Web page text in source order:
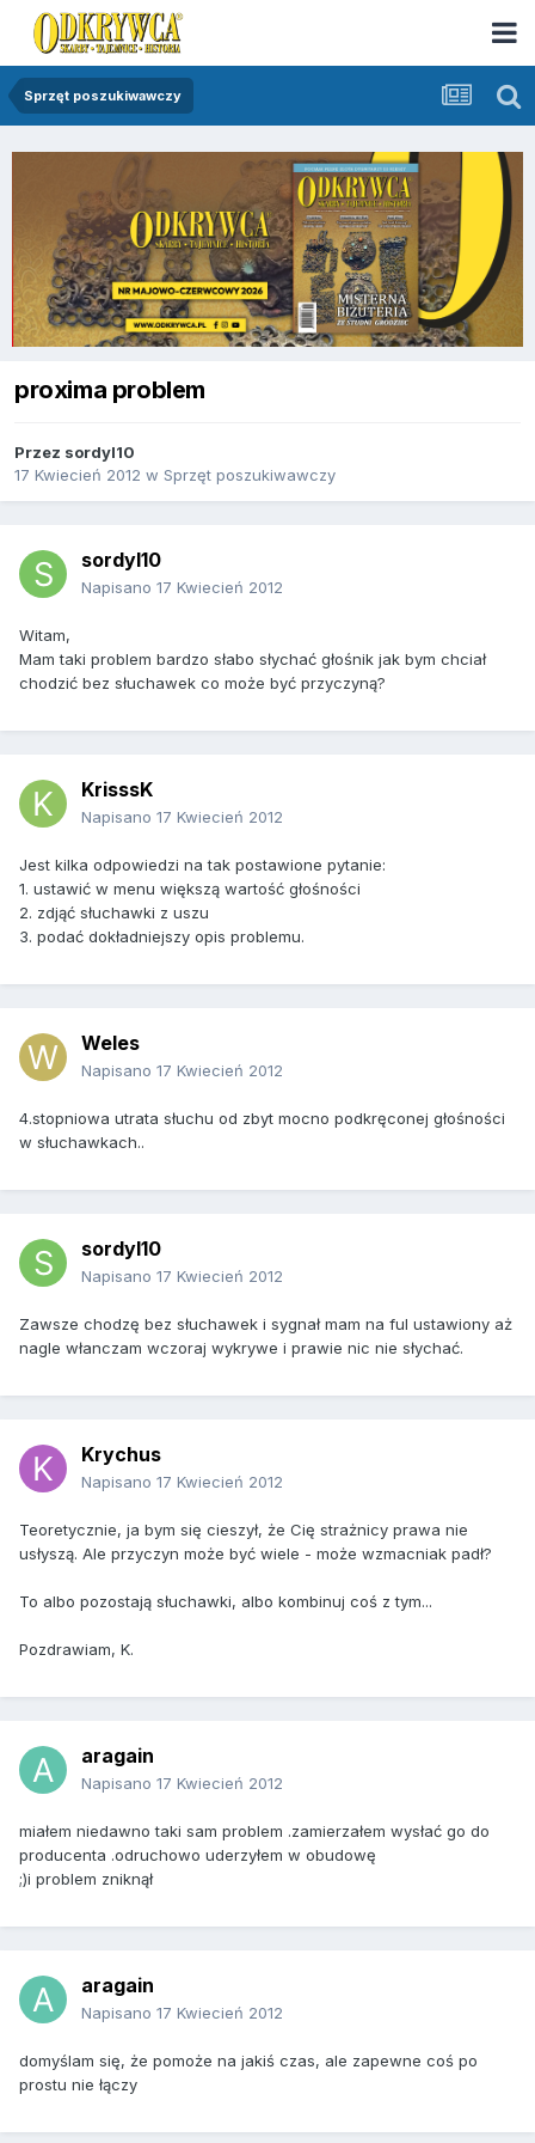
Sprzęt poszukiwawczy
proxima problem
Przez sordyl10
17 Kwiecień 2012 w Sprzęt poszukiwawczy
sordyl10
Napisano 17 Kwiecień 2012
Witam,
Mam taki problem bardzo słabo słychać głośnik jak bym chciał
chodzić bez słuchawek co może być przyczyną?
KrisssK
Napisano 17 Kwiecień 2012
Jest kilka odpowiedzi na tak postawione pytanie:
1. ustawić w menu większą wartość głośności
2. zdjąć słuchawki z uszu
3. podać dokładniejszy opis problemu.
Weles
Napisano 17 Kwiecień 2012
4.stopniowa utrata słuchu od zbyt mocno podkręconej głośności
w słuchawkach..
sordyl10
Napisano 17 Kwiecień 2012
Zawsze chodzę bez słuchawek i sygnał mam na ful ustawiony aż
nagle włanczam wczoraj wykrywe i prawie nic nie słychać.
Krychus
Napisano 17 Kwiecień 2012
Teoretycznie, ja bym się cieszył, że Cię strażnicy prawa nie
usłyszą. Ale przyczyn może być wiele - może wzmacniak padł?
To albo pozostają słuchawki, albo kombinuj coś z tym...
Pozdrawiam, K.
aragain
Napisano 17 Kwiecień 2012
miałem niedawno taki sam problem .zamierzałem wysłać go do
producenta .odruchowo uderzyłem w obudowę
;)i problem zniknął
aragain
Napisano 17 Kwiecień 2012
domyślam się, że pomoże na jakiś czas, ale zapewne coś po
prostu nie łączy